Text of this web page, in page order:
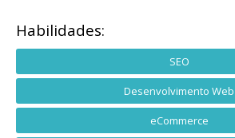
Habilidades:
SEO
Desenvolvimento Web
eCommerce